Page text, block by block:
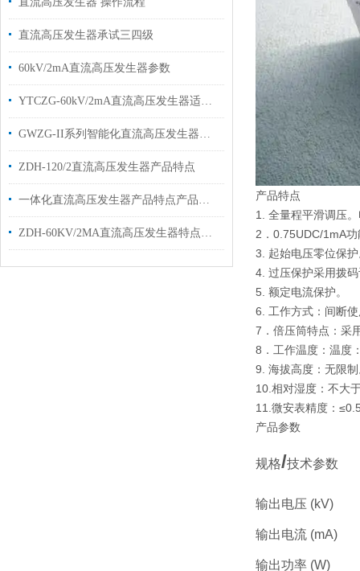
直流高压发生器承试三四级
60kV/2mA直流高压发生器参数
YTCZG-60kV/2mA直流高压发生器适用范围技术参数
GWZG-II系列智能化直流高压发生器技术特点
ZDH-120/2直流高压发生器产品特点
一体化直流高压发生器产品特点产品主要技术参数
ZDH-60KV/2MA直流高压发生器特点及主要技术性能
产品特点
1. 全量程平滑调压
2．0.75UDC/1mA
3. 起始电压零位保
4. 过压保护采用拨
5. 额定电流保护。
6. 工作方式：间断
7．倍压筒特点：采
8．工作温度：温
9. 海拔高度：无限
10.相对湿度：不大
11.微安表精度：
产品参数
规格/技术参数
输出电压 (kV)
输出电流 (mA)
输出功率 (W)